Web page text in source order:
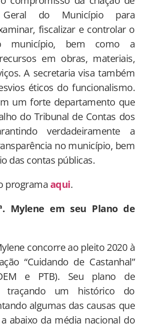
Geral do Município para
fiscalizar e controlar o
município, bem como a
em obras, materiais,
A secretaria visa também
éticos do funcionalismo.
um forte departamento que
do Tribunal de Contas dos
verdadeiramente a
no município, bem
das contas públicas.
programaaqui.
Mylene em seu Plano de
concorre ao pleito 2020 à
“Cuidando de Castanhal”
DEM e PTB). Seu plano de
traçando um histórico do
algumas das causas que
abaixo da média nacional do